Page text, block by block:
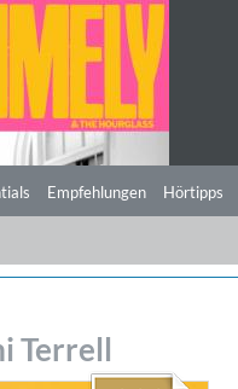
Empfehlungen Hörtipps
Terrell